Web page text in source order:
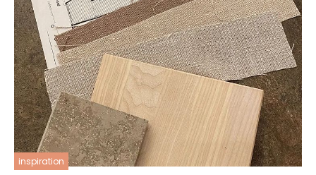
inspiration